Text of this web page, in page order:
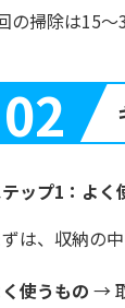
の掃除は15～
02
ップ1：よく
ずは、収納の
使うもの →